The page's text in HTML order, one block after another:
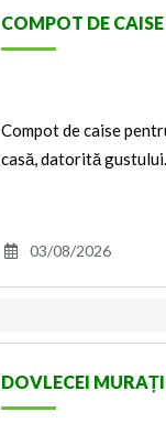
COMPOT DE
Compot de caise
casă, datorită
03/08/2026
DOVLECEI